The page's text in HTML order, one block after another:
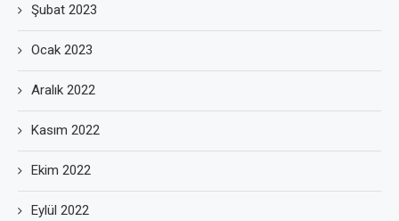
Şubat 2023
Ocak 2023
Aralık 2022
Kasım 2022
Ekim 2022
Eylül 2022